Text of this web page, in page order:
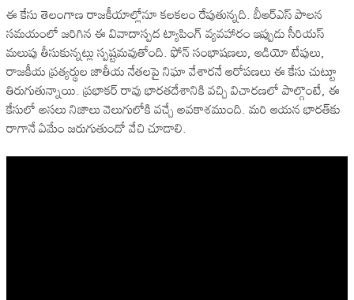
ఈ కేసు తెలంగాణ రాజకీయాల్లోనూ కలకలం రేపుతున్నది. బీఆర్‌ఎస్ పాలన
సమయంలో జరిగిన ఈ వివాదాస్పద ట్యాపింగ్ వ్యవహారం ఇప్పుడు సీరియస్
మలుపు తీసుకున్నట్లు స్పష్టమవుతోంది. ఫోన్ సంభాషణలు, ఆడియో టేపులు,
రాజకీయ ప్రత్యర్థుల జాతీయ నేతలపై నిఘా వేశారనే ఆరోపణలు ఈ కేసు చుట్టూ
తిరుగుతున్నాయి. ప్రభాకర్ రావు భారతదేశానికి వచ్చి విచారణలో పాల్గొంటే, ఈ
కేసులో అసలు నిజాలు వెలుగులోకి వచ్చే అవకాశముంది. మరి ఆయన భారత్‌కు
రాగానే ఏమేం జరుగుతుందో వేచి చూడాలి.